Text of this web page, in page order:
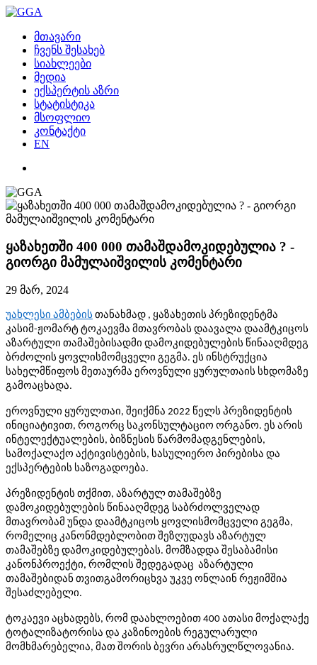
მთავარი
ჩვენს შესახებ
სიახლეები
მედია
ექსპერტის აზრი
სტატისტიკა
მსოფლიო
კონტაქტი
EN
ყაზახეთში 400 000 თამაშდამოკიდებულია ? -
გიორგი მამულაიშვილის კომენტარი
29 მარ, 2024
უახლესი ამბების თანახმად , ყაზახეთის პრეზიდენტმა
კასიმ-ჟომარტ ტოკაევმა მთავრობას დაავალა დაამტკიცოს
აზარტული თამაშებისადმი დამოკიდებულების წინააღმდეგ
ბრძოლის ყოვლისმომცველი გეგმა. ეს ინსტრუქცია
სახელმწიფოს მეთაურმა ეროვნული ყურულთაის სხდომაზე
გამოაცხადა.
ეროვნული ყურულთაი, შეიქმნა 2022 წელს პრეზიდენტის
ინიციატივით, როგორც საკონსულტაციო ორგანო. ეს არის
ინტელექტუალების, ბიზნესის წარმომადგენლების,
სამოქალაქო აქტივისტების, სასულიერო პირებისა და
ექსპერტების საზოგადოება.
პრეზიდენტის თქმით, აზარტულ თამაშებზე
დამოკიდებულების წინააღმდეგ საბრძოლველად
მთავრობამ უნდა დაამტკიცოს ყოვლისმომცველი გეგმა,
რომელიც კანონმდებლობით შეზღუდავს აზარტულ
თამაშებზე დამოკიდებულებას. მომზადდა შესაბამისი
კანონპროექტი, რომლის შედეგადაც აზარტული
თამაშებიდან თვითგამორიცხვა უკვე ონლაინ რეჟიმშია
შესაძლებელი.
ტოკაევი აცხადებს, რომ დაახლოებით 400 ათასი მოქალაქე
ტოტალიზატორისა და კაზინოების რეგულარული
მომხმარებელია, მათ შორის ბევრი არასრულწლოვანია.